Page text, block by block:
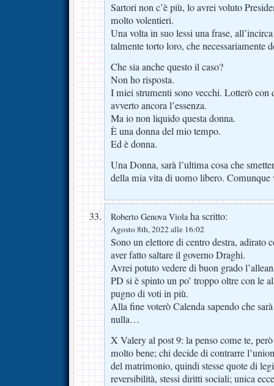
Sartori non c’è più, lo avrei voluto
molto volentieri.
Una volta in suo lessi una frase,
talmente torto loro, che necessariamente
Che sia anche questo il caso?
Non ho risposta.
I miei strumenti sono vecchi. Lotterò con
avverto ancora l’essenza.
Ma io non liquido questa donna.
È una donna del mio tempo.
Ed è donna.
Una Donna, sarà l’ultima cosa che
della mia vita di uomo libero. Comunque
Roberto Genova Violaha scritto:
Agosto 8th, 2022 alle 16:02
Sono un elettore di centro destra, adirato
aver fatto saltare il governo Draghi.
Avrei potuto vedere di buon grado
PD si è spinto un po’ troppo oltre con le
pugno di voti in più.
Alla fine voterò Calenda sapendo che
nulla…
X Valery al post 9: la penso come te,
molto bene; chi decide di contrarre
del matrimonio, quindi stesse quote di
reversibilità, stessi diritti sociali; unica